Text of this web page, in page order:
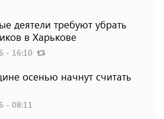
деятели требуют убрать
в Харькове
- 16:10
осенью начнут считать
- 08:11